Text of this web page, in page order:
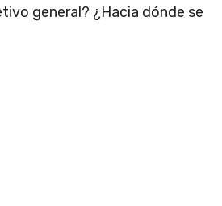
general? ¿Hacia dónde se